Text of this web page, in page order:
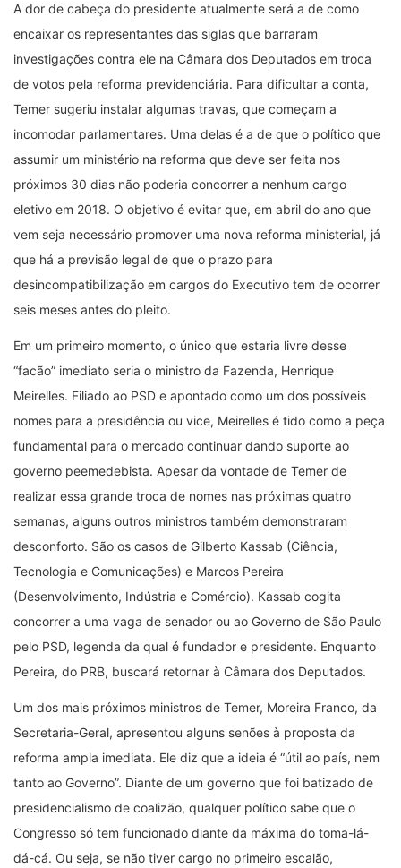
A dor de cabeça do presidente atualmente será a de como
encaixar os representantes das siglas que barraram
investigações contra ele na Câmara dos Deputados em troca
de votos pela reforma previdenciária. Para dificultar a conta,
Temer sugeriu instalar algumas travas, que começam a
incomodar parlamentares. Uma delas é a de que o político que
assumir um ministério na reforma que deve ser feita nos
próximos 30 dias não poderia concorrer a nenhum cargo
eletivo em 2018. O objetivo é evitar que, em abril do ano que
vem seja necessário promover uma nova reforma ministerial, já
que há a previsão legal de que o prazo para
desincompatibilização em cargos do Executivo tem de ocorrer
seis meses antes do pleito.
Em um primeiro momento, o único que estaria livre desse
“facão” imediato seria o ministro da Fazenda, Henrique
Meirelles. Filiado ao PSD e apontado como um dos possíveis
nomes para a presidência ou vice, Meirelles é tido como a peça
fundamental para o mercado continuar dando suporte ao
governo peemedebista. Apesar da vontade de Temer de
realizar essa grande troca de nomes nas próximas quatro
semanas, alguns outros ministros também demonstraram
desconforto. São os casos de Gilberto Kassab (Ciência,
Tecnologia e Comunicações) e Marcos Pereira
(Desenvolvimento, Indústria e Comércio). Kassab cogita
concorrer a uma vaga de senador ou ao Governo de São Paulo
pelo PSD, legenda da qual é fundador e presidente. Enquanto
Pereira, do PRB, buscará retornar à Câmara dos Deputados.
Um dos mais próximos ministros de Temer, Moreira Franco, da
Secretaria-Geral, apresentou alguns senões à proposta da
reforma ampla imediata. Ele diz que a ideia é “útil ao país, nem
tanto ao Governo”. Diante de um governo que foi batizado de
presidencialismo de coalizão, qualquer político sabe que o
Congresso só tem funcionado diante da máxima do toma-lá-
dá-cá. Ou seja, se não tiver cargo no primeiro escalão,